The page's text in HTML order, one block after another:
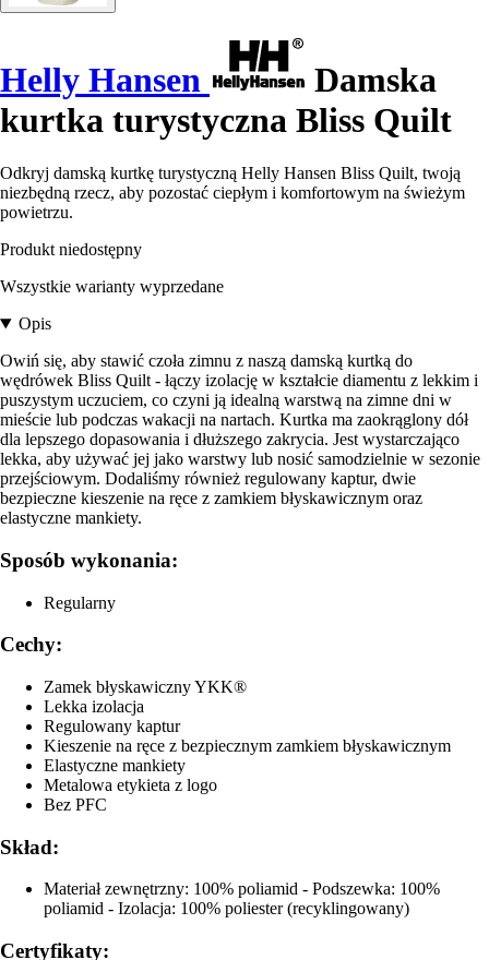
Helly Hansen
Damska
kurtka turystyczna Bliss Quilt
Odkryj damską kurtkę turystyczną Helly Hansen Bliss Quilt, twoją
niezbędną rzecz, aby pozostać ciepłym i komfortowym na świeżym
powietrzu.
Produkt niedostępny
Wszystkie warianty wyprzedane
Opis
Owiń się, aby stawić czoła zimnu z naszą damską kurtką do
wędrówek Bliss Quilt - łączy izolację w kształcie diamentu z lekkim i
puszystym uczuciem, co czyni ją idealną warstwą na zimne dni w
mieście lub podczas wakacji na nartach. Kurtka ma zaokrąglony dół
dla lepszego dopasowania i dłuższego zakrycia. Jest wystarczająco
lekka, aby używać jej jako warstwy lub nosić samodzielnie w sezonie
przejściowym. Dodaliśmy również regulowany kaptur, dwie
bezpieczne kieszenie na ręce z zamkiem błyskawicznym oraz
elastyczne mankiety.
Sposób wykonania:
Regularny
Cechy:
Zamek błyskawiczny YKK®
Lekka izolacja
Regulowany kaptur
Kieszenie na ręce z bezpiecznym zamkiem błyskawicznym
Elastyczne mankiety
Metalowa etykieta z logo
Bez PFC
Skład:
Materiał zewnętrzny: 100% poliamid - Podszewka: 100%
poliamid - Izolacja: 100% poliester (recyklingowany)
Certyfikaty: